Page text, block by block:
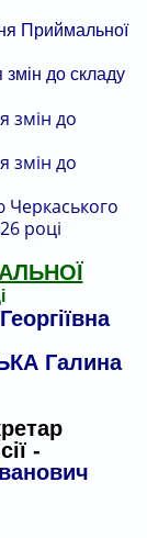
Приймальної
до складу
змін до
змін до
році
Галина
-